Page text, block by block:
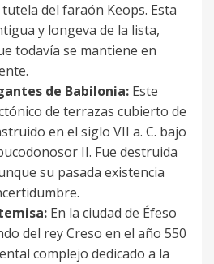
tutela del faraón Keops. Esta
y longeva de la lista,
todavía se mantiene en
de Babilonia: Este
de terrazas cubierto de
en el siglo VII a. C. bajo
II. Fue destruida
su pasada existencia
En la ciudad de Éfeso
del rey Creso en el año 550
complejo dedicado a la